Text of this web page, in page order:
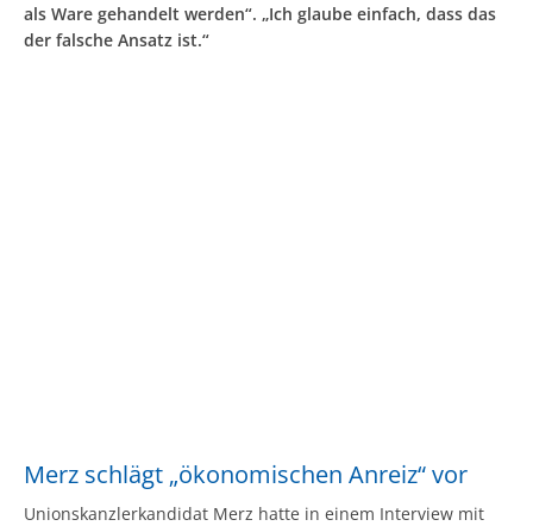
als Ware gehandelt werden“. „Ich glaube einfach, dass das
der falsche Ansatz ist.“
Merz schlägt „ökonomischen Anreiz“ vor
Unionskanzlerkandidat Merz hatte in einem Interview mit